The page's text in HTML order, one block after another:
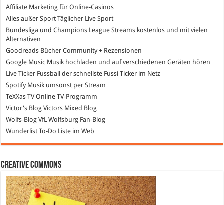
Affiliate Marketing für Online-Casinos
Alles außer SportTäglicher Live Sport
Bundesliga und Champions League Streams kostenlos und mit vielen
Alternativen
Goodreads Bücher Community + Rezensionen
Google Music Musik hochladen und auf verschiedenen Geräten hören
Live Ticker Fussball
der schnellste Fussi Ticker im Netz
SpotifyMusik umsonst per Stream
TeXXas TVOnline TV-Programm
Victor's Blog Victors Mixed Blog
Wolfs-Blog VfL Wolfsburg Fan-Blog
WunderlistTo-Do Liste im Web
Creative Commons